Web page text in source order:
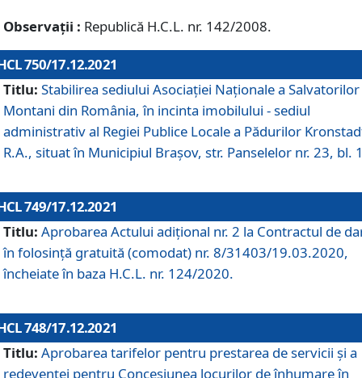
Observații : Republică H.C.L. nr. 142/2008.
750/17.12.2021
Titlu: Stabilirea sediului Asociației Naționale a Salvatorilor
Montani din România, în incinta imobilului - sediul
administrativ al Regiei Publice Locale a Pădurilor
R.A., situat în Municipiul Braşov, str. Panselelor nr. 23, bl.
749/17.12.2021
Titlu: Aprobarea Actului adițional nr. 2 la Contractul de
în folosință gratuită (comodat) nr. 8/31403/19.03.2020,
încheiate în baza H.C.L. nr. 124/2020.
748/17.12.2021
Titlu: Aprobarea tarifelor pentru prestarea de servicii şi a
redevenţei pentru Concesiunea locurilor de înhumare în